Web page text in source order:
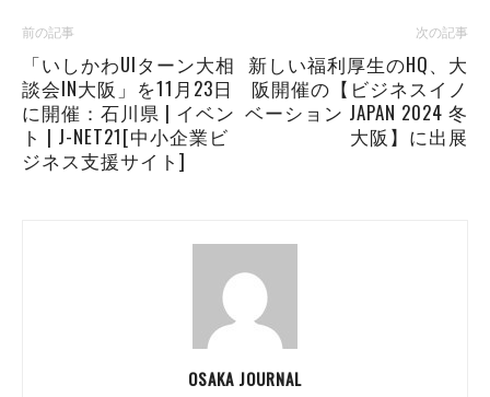
前の記事
「いしかわUIターン大相
談会IN大阪」を11月23日
に開催：石川県 | イベン
ト | J-NET21[中小企業ビ
ジネス支援サイト]
次の記事
新しい福利厚生のHQ、大
阪開催の【ビジネスイノ
ベーション JAPAN 2024 冬
大阪】に出展
OSAKA JOURNAL